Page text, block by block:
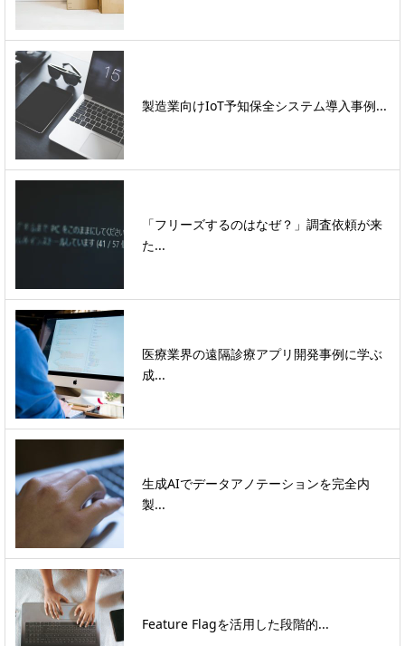
製造業向けIoT予知保全システム導入事例...
「フリーズするのはなぜ？」調査依頼が来
た...
医療業界の遠隔診療アプリ開発事例に学ぶ
成...
生成AIでデータアノテーションを完全内
製...
Feature Flagを活用した段階的...